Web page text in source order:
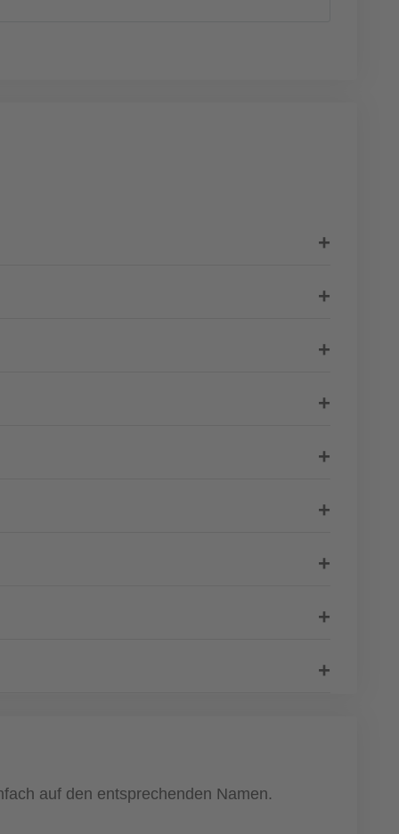
auf den entsprechenden Namen.